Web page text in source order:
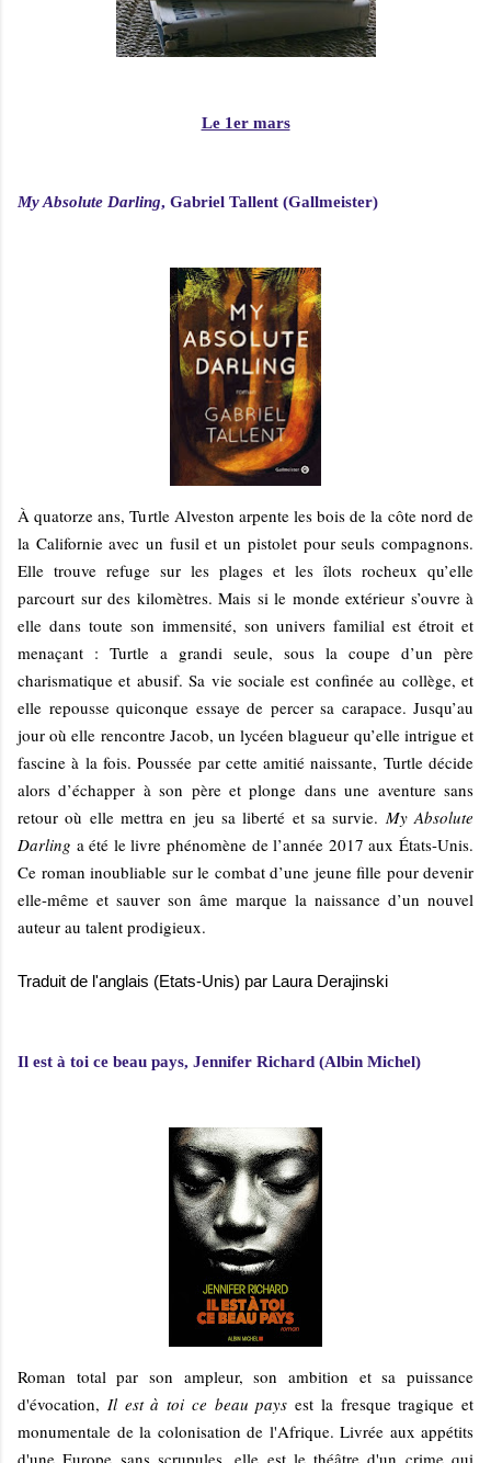
Le 1er mars
My Absolute Darling, Gabriel Tallent (Gallmeister)
À quatorze ans, Turtle Alveston arpente les bois de la côte nord de
la Californie avec un fusil et un pistolet pour seuls compagnons.
Elle trouve refuge sur les plages et les îlots rocheux qu’elle
parcourt sur des kilomètres. Mais si le monde extérieur s’ouvre à
elle dans toute son immensité, son univers familial est étroit et
menaçant : Turtle a grandi seule, sous la coupe d’un père
charismatique et abusif. Sa vie sociale est confinée au collège, et
elle repousse quiconque essaye de percer sa carapace. Jusqu’au
jour où elle rencontre Jacob, un lycéen blagueur qu’elle intrigue et
fascine à la fois. Poussée par cette amitié naissante, Turtle décide
alors d’échapper à son père et plonge dans une aventure sans
retour où elle mettra en jeu sa liberté et sa survie. My Absolute
Darling a été le livre phénomène de l’année 2017 aux États-Unis.
Ce roman inoubliable sur le combat d’une jeune fille pour devenir
elle-même et sauver son âme marque la naissance d’un nouvel
auteur au talent prodigieux.
Traduit de l'anglais (Etats-Unis) par Laura Derajinski
Il est à toi ce beau pays, Jennifer Richard (Albin Michel)
Roman total par son ampleur, son ambition et sa puissance
d'évocation, Il est à toi ce beau pays est la fresque tragique et
monumentale de la colonisation de l'Afrique. Livrée aux appétits
d'une Europe sans scrupules, elle est le théâtre d'un crime qui